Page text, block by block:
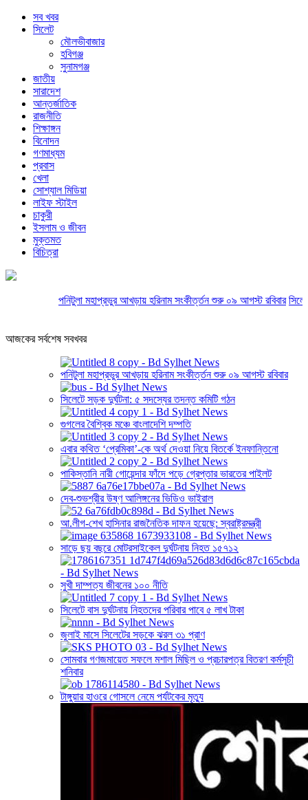
সব খবর
সিলেট
মৌলভীবাজার
হবিগঞ্জ
সুনামগঞ্জ
জাতীয়
সারাদেশ
আন্তর্জাতিক
রাজনীতি
শিক্ষাঙ্গন
বিনোদন
গণমাধ্যম
প্রবাস
খেলা
সোশ্যাল মিডিয়া
লাইফ স্টাইল
চাকুরী
ইসলাম ও জীবন
মুক্তমত
বিচিত্রা
পনিটুলা মহাপ্রভুর আখড়ায় হরিনাম সংকীর্ত্তন শুরু ০৯ আগস্ট রবিবার সিলেটে
আজকের সর্বশেষ সবখবর
পনিটুলা মহাপ্রভুর আখড়ায় হরিনাম সংকীর্ত্তন শুরু ০৯ আগস্ট রবিবার
সিলেটে সড়ক দুর্ঘটনা: ৫ সদস্যের তদন্ত কমিটি গঠন
গুগলের বৈশ্বিক মঞ্চে বাংলাদেশি দম্পতি
এবার কথিত ‘প্রেমিকা’-কে অর্থ দেওয়া নিয়ে বিতর্কে ইনফান্তিনো
পাকিস্তানি নারী গোয়েন্দার ফাঁদে পড়ে গ্রেপ্তার ভারতের পাইলট
দেব-শুভশ্রীর উষ্ণ আলিঙ্গনের ভিডিও ভাইরাল
আ.লীগ-শেখ হাসিনার রাজনৈতিক দাফন হয়েছে: স্বরাষ্ট্রমন্ত্রী
সাড়ে ছয় বছরে মোটরসাইকেল দুর্ঘটনায় নিহত ১৫৭১২
সুখী দাম্পত্য জীবনের ১০০ নীতি
সিলেটে বাস দুর্ঘটনায় নিহতদের পরিবার পাবে ৫ লাখ টাকা
জুলাই মাসে সিলেটের সড়কে ঝরল ৩১ প্রাণ
সোমবার গণজমায়েত সফলে মশাল মিছিল ও প্রচারপত্র বিতরণ কর্মসূচী
শনিবার
টাঙ্গুয়ার হাওরে গোসলে নেমে পর্যটকের মৃত্যু